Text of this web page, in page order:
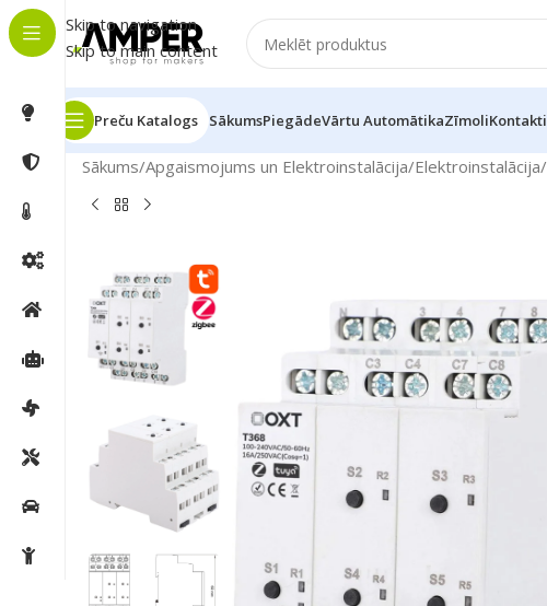
Skip to navigation
Skip to main content
Preču Katalogs SākumsPiegādeVārtu AutomātikaZīmoliKontakti
Sākums/Apgaismojums un Elektroinstalācija/Elektroinstalācija/